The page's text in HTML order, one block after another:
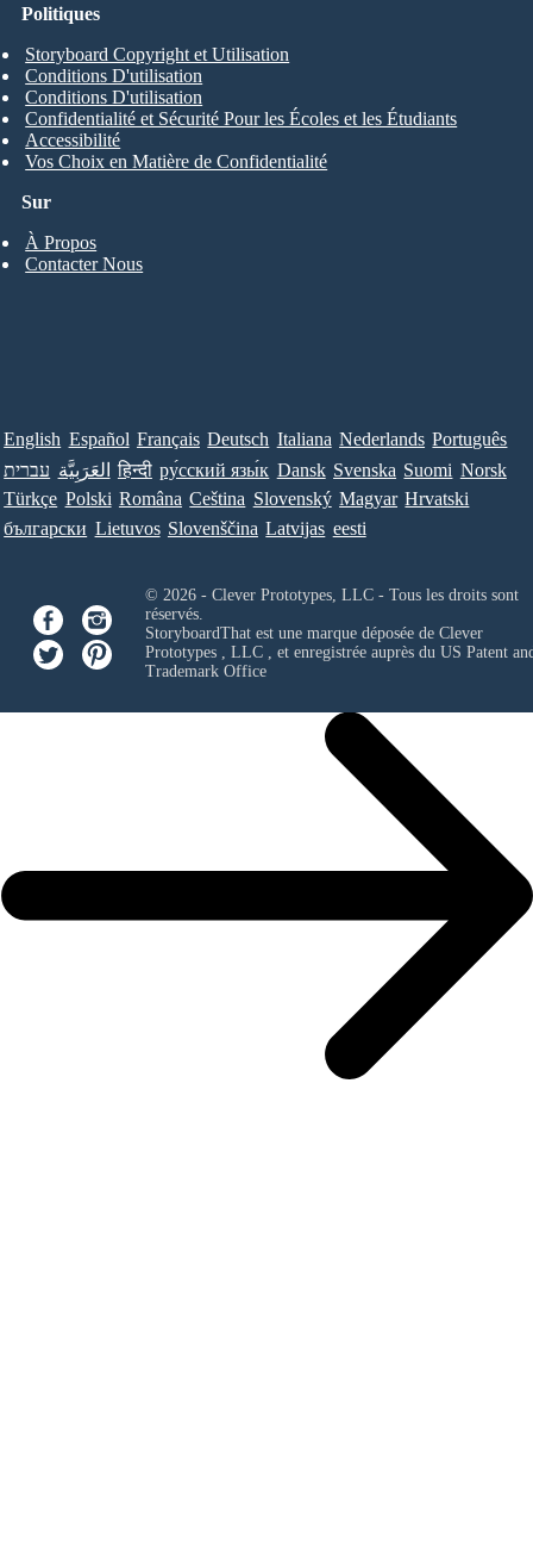
Sur
À Propos
Contacter Nous
Politiques
Storyboard Copyright et Utilisation
Conditions D'utilisation
Conditions D'utilisation
Confidentialité et Sécurité Pour les Écoles et les Étudiants
Accessibilité
Vos Choix en Matière de Confidentialité
English Español Français Deutsch Italiana Nederlands Português
עברית العَرَبِيَّة हिन्दी ру́сский язы́к Dansk Svenska Suomi Norsk
Türkçe Polski Româna Ceština Slovenský Magyar Hrvatski
български Lietuvos Slovenščina Latvijas eesti
© 2026 - Clever Prototypes, LLC - Tous les droits sont
réservés.
StoryboardThat est une marque déposée de Clever
Prototypes , LLC, et enregistrée auprès du US Patent
Trademark Office